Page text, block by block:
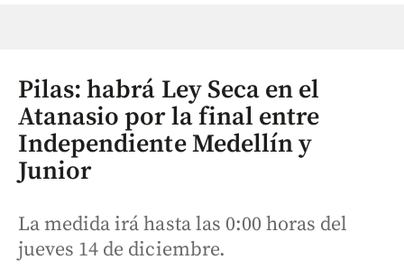
Pilas: habrá Ley Seca en el
Atanasio por la final entre
Independiente Medellín y
Junior
La medida irá hasta las 0:00 horas del
jueves 14 de diciembre.